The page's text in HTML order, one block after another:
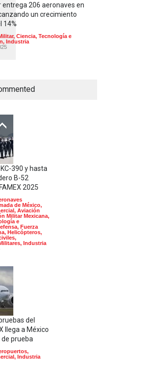
entrega 206 aeronaves en
un crecimiento
14%
, Ciencia, Tecnología e
, Industria
390 y hasta
B-52
2025
de México,
, Aviación
Militar Mexicana,
e
, Fuerza
, Helicópteros,
,
, Industria
del
llega a México
prueba
,
, Industria